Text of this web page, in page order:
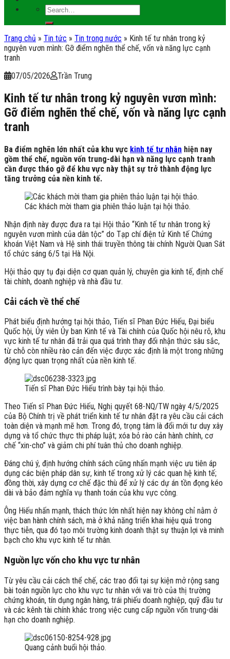
Trang chủ » Tin tức » Tin trong nước » Kinh tế tư nhân trong kỷ
nguyên vươn mình: Gỡ điểm nghẽn thể chế, vốn và năng lực cạnh
tranh
07/05/2026
Trần Trung
Kinh tế tư nhân trong kỷ nguyên vươn mình:
Gỡ điểm nghẽn thể chế, vốn và năng lực cạnh
tranh
Ba điểm nghẽn lớn nhất của khu vực kinh tế tư nhân hiện nay
gồm thể chế, nguồn vốn trung-dài hạn và năng lực cạnh tranh
cần được tháo gỡ để khu vực này thật sự trở thành động lực
tăng trưởng của nền kinh tế.
Các khách mời tham gia phiên thảo luận tại hội thảo.
Nhận định này được đưa ra tại Hội thảo “Kinh tế tư nhân trong kỷ
nguyên vươn mình của dân tộc” do Tạp chí điện tử Kinh tế Chứng
khoán Việt Nam và Hệ sinh thái truyền thông tài chính Người Quan Sát
tổ chức sáng 6/5 tại Hà Nội.
Hội thảo quy tụ đại diện cơ quan quản lý, chuyên gia kinh tế, định chế
tài chính, doanh nghiệp và nhà đầu tư.
Cải cách về thể chế
Phát biểu định hướng tại hội thảo, Tiến sĩ Phan Đức Hiếu, Đại biểu
Quốc hội, Ủy viên Ủy ban Kinh tế và Tài chính của Quốc hội nêu rõ, khu
vực kinh tế tư nhân đã trải qua quá trình thay đổi nhận thức sâu sắc,
từ chỗ còn nhiều rào cản đến việc được xác định là một trong những
động lực quan trọng nhất của nền kinh tế.
Tiến sĩ Phan Đức Hiếu trình bày tại hội thảo.
Theo Tiến sĩ Phan Đức Hiếu, Nghị quyết 68-NQ/TW ngày 4/5/2025
của Bộ Chính trị về phát triển kinh tế tư nhân đặt ra yêu cầu cải cách
toàn diện và mạnh mẽ hơn. Trong đó, trọng tâm là đổi mới tư duy xây
dựng và tổ chức thực thi pháp luật; xóa bỏ rào cản hành chính, cơ
chế “xin-cho” và giảm chi phí tuân thủ cho doanh nghiệp.
Đáng chú ý, định hướng chính sách cũng nhấn mạnh việc ưu tiên áp
dụng các biện pháp dân sự, kinh tế trong xử lý các quan hệ kinh tế;
đồng thời, xây dựng cơ chế đặc thù để xử lý các dự án tồn đọng kéo
dài và bảo đảm nghĩa vụ thanh toán của khu vực công.
Ông Hiếu nhấn mạnh, thách thức lớn nhất hiện nay không chỉ nằm ở
việc ban hành chính sách, mà ở khả năng triển khai hiệu quả trong
thực tiễn, qua đó tạo môi trường kinh doanh thật sự thuận lợi và minh
bạch cho khu vực kinh tế tư nhân.
Nguồn lực vốn cho khu vực tư nhân
Từ yêu cầu cải cách thể chế, các trao đổi tại sự kiện mở rộng sang
bài toán nguồn lực cho khu vực tư nhân với vai trò của thị trường
chứng khoán, tín dụng ngân hàng, trái phiếu doanh nghiệp, quỹ đầu tư
và các kênh tài chính khác trong việc cung cấp nguồn vốn trung-dài
hạn cho doanh nghiệp.
Quang cảnh buổi hội thảo.